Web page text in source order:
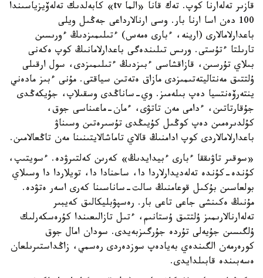
قازىر تەلەارنا كوپ. تەك قانا «الما tv» كابەلدىك تەلەۆيزياسىندا
100 دەن اسا ارنا بار. وسى ارنالارداعى جەڭىل ويلى
باعدارلامالارى (ارينە، ءبارى ەمەس) ءتىلىمىزدىڭ ءورىسىن
تارىلتا ءتۇستى. ورىس تىلىندەگى باعدارلامانىڭ كوپ ەكەنى
بىلاي تۇرسىن، قازاقشاسى ءبىزدىڭ ءتىلىمىزدى، سول ارقىلى
ۇلتتىق مەنتاليتەتىمىزدى مازاق ەتەتىن سياقتى. مۇنى ءبىز مادەني
ينتەرۆەنتسيا دەپ بىلەمىز. وي-ساناڭدى وسقىلاپ، جۇيكەڭدى
جۇقارتاتىن، ءدامى مەن تاتۋى، ءمان-ماعىناسى جوق،
كۇلدىرەمىن دەپ كوڭىل كۇيىڭدى تۇسىرەتىن وسىناۋ
باعدارلامالاردى كوپ ادامنىڭ قالاي تاماشالايتىنىنا مەن تاڭعالامىن.
«سوقىر تاۋىققا ءبارى ءبيدايدىڭ» كەرىن كەلتىرۋدە. ءسويتىپ،
كۇندە-كۇندە تەلەديدارلاردا دا، ساحنادا دا، تويلاردا دا وسىلاي
بولعاسىن بۇكىل قوعامنىڭ سالت-ساناسىنا كەرى اسەر ەتۋدە.
مۇنىڭ ەكىنشى جاعى تاعى بار. رەسپۋبليكالىق كەيبىر
تەلەارنالارىمىز ۇلتتىق ۇستانىم، ءتىل تازالىعىندا كۇرەسكەرلىك
ۇلگىسىن جۇيەلى تۇردە جۇرگىزبەيدى. سودان امال جوق
كورەرمەن الگىندەي بەيادەپ سوزدەردى رەسمي، زاڭداستىرىلعان
ەسەبىندە قابىلدايدى.